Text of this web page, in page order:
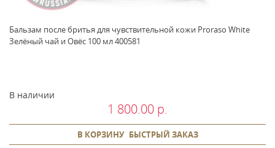
Бальзам после бритья для чувствительной кожи Proraso White
Зелёный чай и Овёс 100 мл 400581
В наличии
1 800.00 р.
В КОРЗИНУ БЫСТРЫЙ ЗАКАЗ